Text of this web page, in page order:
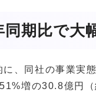
期比で大
、同社の事業実
増の30.8億円